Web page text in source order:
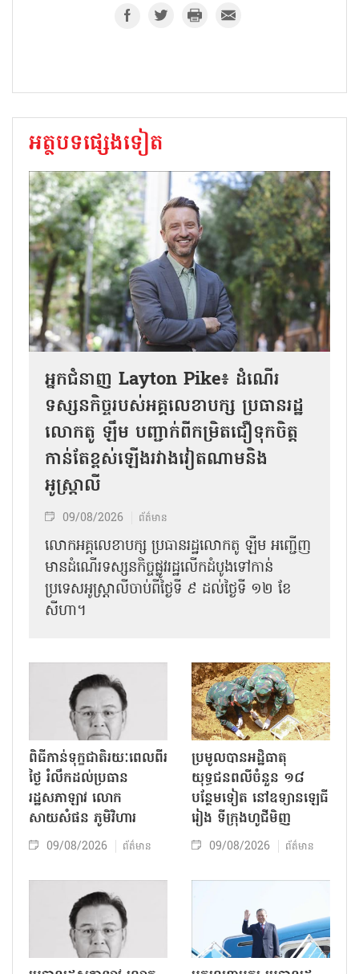
អត្ថបទផ្សេងទៀត
អ្នកជំនាញ Layton Pike៖ ដំណើរ
ទស្សនកិច្ចរបស់អគ្គលេខាបក្ស ប្រធានរដ្ឋ
លោកតូ ឡឹម បញ្ជាក់ពីកម្រិតជឿទុកចិត្ត
កាន់តែខ្ពស់ឡើងរវាងវៀតណាមនិង
អូស្ត្រាលី
09/08/2026 ព័ត៌មាន
លោកអគ្គលេខាបក្ស ប្រធានរដ្ឋលោកតូ ឡឹម អញ្ជើញ
មានដំណើរទស្សនកិច្ចផ្លូវរដ្ឋលើកដំបូងទៅកាន់
ប្រទេសអូស្ត្រាលីចាប់ពីថ្ងៃទី ៩ ដល់ថ្ងៃទី ១២ ខែ
សីហា។
ពិធីកាន់ទុក្ខជាតិរយៈពេលពីរ
ថ្ងៃ រំលឹកដល់ប្រធាន
រដ្ឋសភាឡាវ លោក
សាយសំផន ភូមិវិហារ
09/08/2026 ព័ត៌មាន
ប្រមូលបានអដ្ឋិធាតុ
យុទ្ធជនពលីចំនួន ១៨
បន្ថែមទៀត នៅឧទ្យានឡេធី
រៀង ទីក្រុងហូជីមិញ
09/08/2026 ព័ត៌មាន